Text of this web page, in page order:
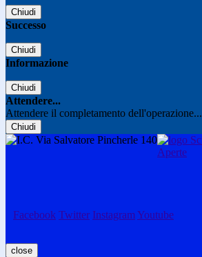
Chiudi
Successo
Chiudi
Informazione
Chiudi
Attendere...
Attendere il completamento dell'operazione...
Chiudi
Facebook Twitter Instagram Youtube
close